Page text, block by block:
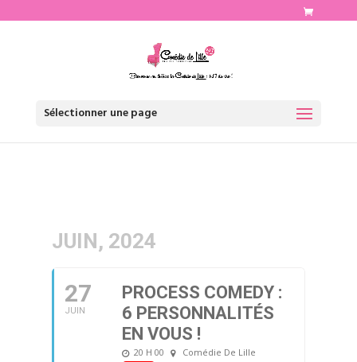
Sélectionner une page
JUIN, 2024
27
JUIN
PROCESS COMEDY :
6 PERSONNALITÉS
EN VOUS !
20 H 00
Comédie De Lille